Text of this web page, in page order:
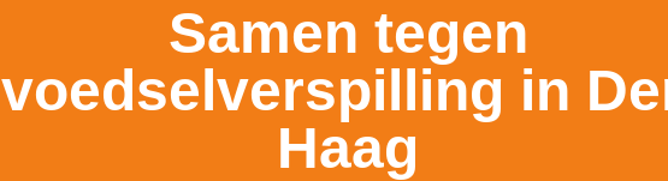
Samen tegen
voedselverspilling in
Haag